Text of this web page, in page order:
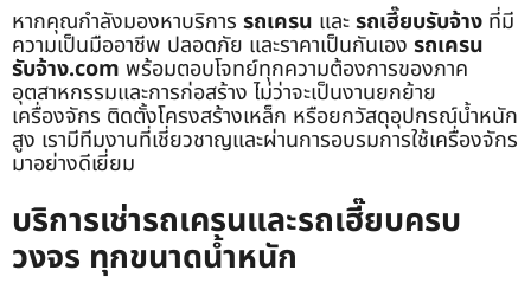
หากคุณกำลังมองหาบริการ รถเครน และรถเฮี๊ยบรับจ้าง ที่มี
ความเป็นมืออาชีพ ปลอดภัย และราคาเป็นกันเอง รถเครน
รับจ้าง.com พร้อมตอบโจทย์ทุกความต้องการของภาค
อุตสาหกรรมและการก่อสร้าง ไม่ว่าจะเป็นงานยกย้าย
เครื่องจักร ติดตั้งโครงสร้างเหล็ก หรือยกวัสดุอุปกรณ์น้ำหนัก
สูง เรามีทีมงานที่เชี่ยวชาญและผ่านการอบรมการใช้เครื่องจักร
มาอย่างดีเยี่ยม
บริการเช่ารถเครนและรถเฮี๊ยบครบ
วงจร ทุกขนาดน้ำหนัก